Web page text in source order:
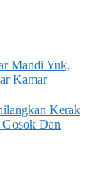
Mandi Yuk,
Kamar
Kerak
Dan